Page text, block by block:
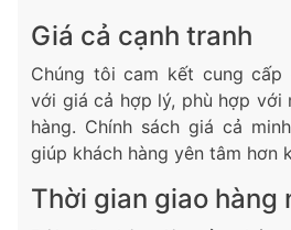
Giá cả cạnh tranh
Chúng tôi cam kết cung
với giá cả hợp lý, phù hợp với
hàng. Chính sách giá cả
giúp khách hàng yên tâm hơn
Thời gian giao hàng